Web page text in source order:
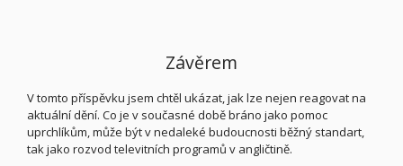
Závěrem
V tomto příspěvku jsem chtěl ukázat, jak lze nejen reagovat na
aktuální dění. Co je v současné době bráno jako pomoc
uprchlíkům, může být v nedaleké budoucnosti běžný standart,
tak jako rozvod televitních programů v angličtině.